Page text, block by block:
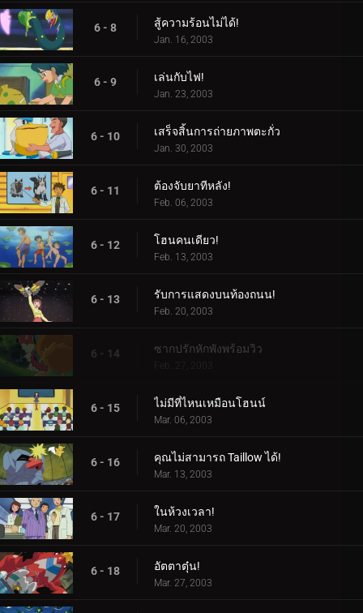
6 - 8 สู้ความร้อนไม่ได้!
Jan. 16, 2003
6 - 9 เล่นกับไฟ!
Jan. 23, 2003
6 - 10 เสร็จสิ้นการถ่ายภาพตะกั่ว
Jan. 30, 2003
6 - 11 ต้องจับยาทีหลัง!
Feb. 06, 2003
6 - 12 โฮนคนเดียว!
Feb. 13, 2003
6 - 13 รับการแสดงบนท้องถนน!
Feb. 20, 2003
6 - 14 ซากปรักหักพังพร้อมวิว
6 - 15 ไม่มีที่ไหนเหมือนโฮนน์
Mar. 06, 2003
6 - 16 คุณไม่สามารถ Taillow ได้!
Mar. 13, 2003
6 - 17 ในห้วงเวลา!
Mar. 20, 2003
6 - 18 อัตตาตุ๋น!
Mar. 27, 2003